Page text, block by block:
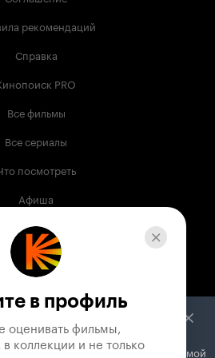
рекомендаций
Справка
PRO
Все фильмы
Все сериалы
посмотреть
Афиша
Музыка
Телепрограмма
поддержки
в профиль
оценивать фильмы,
коллекции и не только
рекламы. Вместе с рекламой